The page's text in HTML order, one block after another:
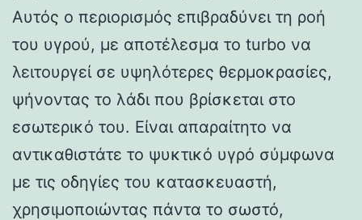
Αυτός ο περιορισμός επιβραδύνει τη ροή
του υγρού, με αποτέλεσμα το turbo να
λειτουργεί σε υψηλότερες θερμοκρασίες,
ψήνοντας το λάδι που βρίσκεται στο
εσωτερικό του. Είναι απαραίτητο να
αντικαθιστάτε το ψυκτικό υγρό σύμφωνα
με τις οδηγίες του κατασκευαστή,
χρησιμοποιώντας πάντα το σωστό,